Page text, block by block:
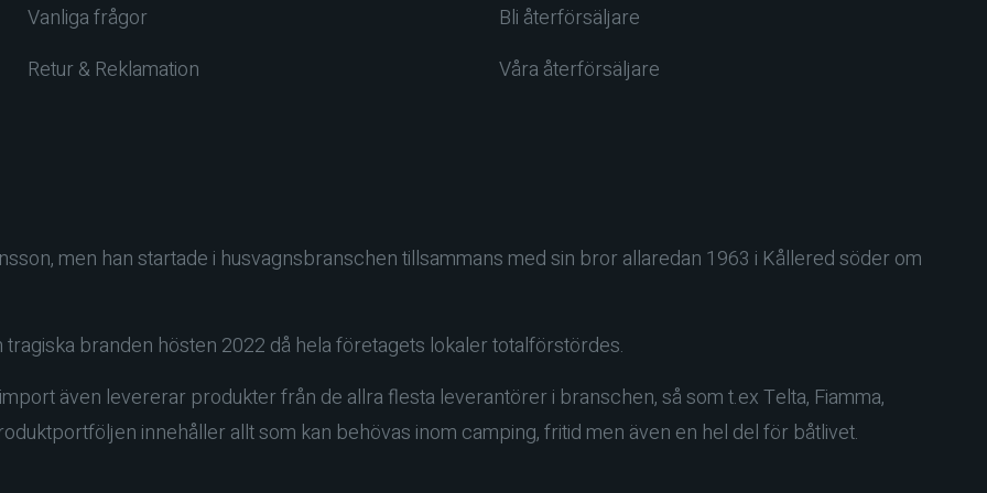
Vanliga frågor
Retur & Reklamation
Bli återförsäljare
Våra återförsäljare
men han startade i husvagnsbranschen tillsammans med sin bror allaredan 1963 i Kållered söder om
branden hösten 2022 då hela företagets lokaler totalförstördes.
även levererar produkter från de allra flesta leverantörer i branschen, så som t.ex Telta, Fiamma,
innehåller allt som kan behövas inom camping, fritid men även en hel del för båtlivet.